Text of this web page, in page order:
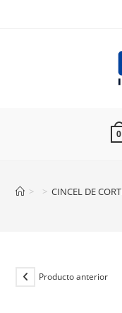
0
> > CINCEL DE
Producto anterior